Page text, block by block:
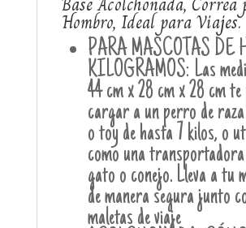
Hombro, Ideal para Viajes.
PARA MASCOTAS DE
KILOGRAMOS: Las
44 cm x 28 cm x 28 cm
cargar a un perro de
o toy de hasta 7 kilos, o
como una
gato o conejo. Lleva a tu
de manera segura junto
maletas de viaje